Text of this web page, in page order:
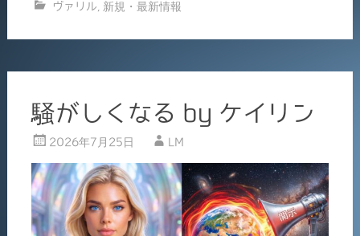
e
b
o
k
l
ヴァリル 新規・最新情報
騒がしくなる by ケイリン
2026年7月25日 LM